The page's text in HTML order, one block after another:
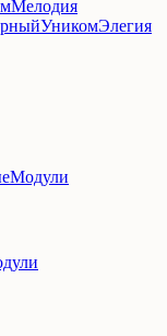
Мелодия
УникомЭлегия
Модули